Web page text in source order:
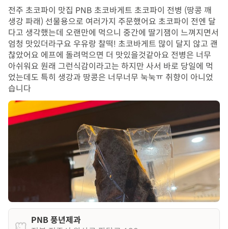
전주 초코파이 맛집 PNB 초코바게트 초코파이 전병 (땅콩 깨
생강 파래) 선물용으로 여러가지 주문했어요 초코파이 전엔 달
다고 생각했는데 오랜만에 먹으니 중간에 딸기잼이 느껴지면서
엄청 맛있더라구요 우유랑 찰떡! 초코바게트 많이 달지 않고 괜
찮았어요 에프에 돌려먹으면 더 맛있을것같아요 전병은 너무
아쉬워요 원래 그런식감이라고는 하지만 사서 바로 당일에 먹
었는데도 특히 생강과 땅콩은 너무너무 눅눅ㅠ 취향이 아니었
습니다
PNB 풍년제과